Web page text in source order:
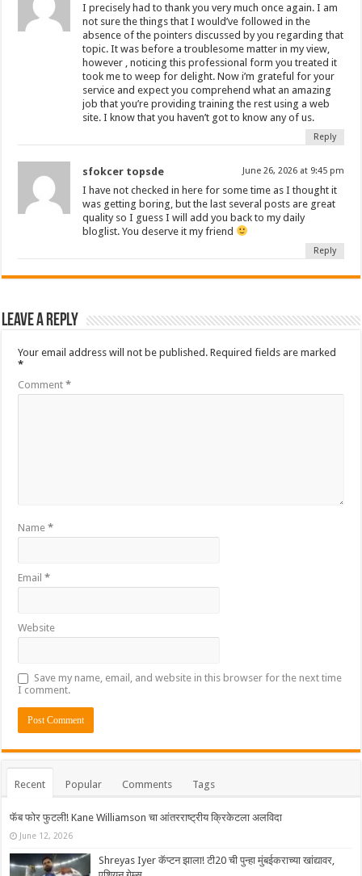
I precisely had to thank you very much once again. I am
not sure the things that I would’ve followed in the
absence of the pointers discussed by you regarding that
topic. It was before a troublesome matter in my view,
however , noticing this professional form you treated it
took me to weep for delight. Now i’m grateful for your
service and expect you comprehend what an amazing
job that you’re providing training the rest using a web
site. I know that you haven’t got to know any of us.
Reply
sfokcer topsde June 26, 2026 at 9:45 pm
I have not checked in here for some time as I thought it
was getting boring, but the last several posts are great
quality so I guess I will add you back to my daily
bloglist. You deserve it my friend
Reply
Leave a Reply
Your email address will not be published. Required fields are marked
*
Comment*
Name*
Email*
Website
Save my name, email, and website in this browser for the next time
I comment.
Recent Popular Comments Tags
फॅब फोर फुटली! Kane Williamson चा आंतरराष्ट्रीय क्रिकेटला अलविदा
June 12, 2026
Shreyas Iyer कॅप्टन झाला! टी20 ची पुन्हा मुंबईकराच्या खांद्यावर,